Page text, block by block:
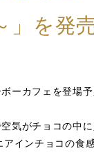
を発
ーカフェを登場
気がチョコの中
インチョコの食